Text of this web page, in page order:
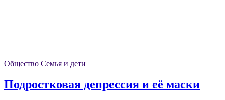
Общество Семья и дети
Подростковая депрессия и её маски